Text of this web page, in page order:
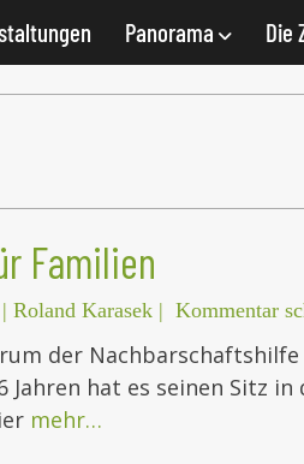
Panorama Die
Familien
| Roland Karasek | Kommentar
der
Jahren hat es seinen Sitz
mehr…